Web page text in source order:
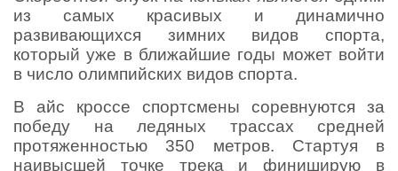
из самых красивых и динамично
развивающихся зимних видов спорта,
который уже в ближайшие годы может войти
в число олимпийских видов спорта.
В айс кроссе спортсмены соревнуются за
победу на ледяных трассах средней
протяженностью 350 метров. Стартуя в
наивысшей точке трека и финиширую в